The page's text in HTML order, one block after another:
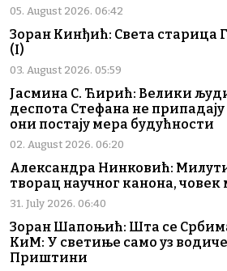
05. August 2026. 06:42
Зоран Кинђић: Света старица
(I)
03. August 2026. 05:59
Јасмина С. Ћирић: Велики
деспота Стефана не
они постају мера будућности
02. August 2026. 06:20
Александра Нинковић:
творац научног канона, човек
31. July 2026. 06:40
Зоран Шапоњић: Шта се
КиМ: У светиње само уз
Приштини